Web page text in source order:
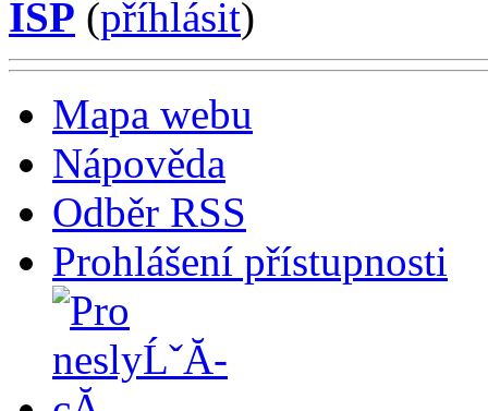
ISP (příhlásit)
Mapa webu
Nápověda
Odběr RSS
Prohlášení přístupnosti